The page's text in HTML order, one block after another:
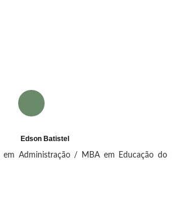
Edson Batistel
em Administração / MBA em Educação do